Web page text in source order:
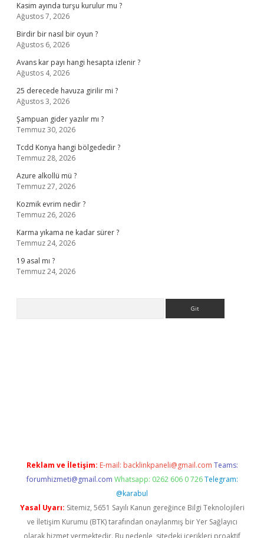
Kasim ayında turşu kurulur mu ?
Ağustos 7, 2026
Birdir bir nasıl bir oyun ?
Ağustos 6, 2026
Avans kar payı hangi hesapta izlenir ?
Ağustos 4, 2026
25 derecede havuza girilir mi ?
Ağustos 3, 2026
Şampuan gider yazılır mı ?
Temmuz 30, 2026
Tcdd Konya hangi bölgededir ?
Temmuz 28, 2026
Azure alkollü mü ?
Temmuz 27, 2026
Kozmik evrim nedir ?
Temmuz 26, 2026
Karma yıkama ne kadar sürer ?
Temmuz 24, 2026
19 asal mı ?
Temmuz 24, 2026
Reklam ve İletişim: E-mail: backlinkpaneli@gmail.com Teams:
forumhizmeti@gmail.com Whatsapp: 0262 606 0 726 Telegram:
@karabul
Yasal Uyarı: Sitemiz, 5651 Sayılı Kanun gereğince Bilgi Teknolojileri
ve İletişim Kurumu (BTK) tarafından onaylanmış bir Yer Sağlayıcı
olarak hizmet vermektedir. Bu nedenle, sitedeki içerikleri proaktif